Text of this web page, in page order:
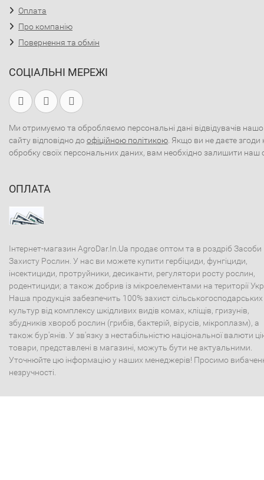
Оплата
Про компанію
Повернення та обмін
СОЦІАЛЬНІ МЕРЕЖІ
Ми отримуємо та обробляємо персональні дані відвідувачів
сайту відповідно до офіційною політикою . Якщо ви не даєте згоди
обробку своїх персональних даних, вам необхідно залишити наш
ОПЛАТА
Інтернет-магазин AgroDar.In.Ua продає оптом та в роздріб Засоби
Захисту Рослин. У нас ви можете купити гербіциди, фунгіциди,
інсектициди, протруйники, десиканти, регулятори росту рослин,
родентициди; а також добрив із мікроелементами на території
Наша продукція забезпечить 100% захист сільськогосподарських
культур від комплексу шкідливих видів комах, кліщів, гризунів,
збудників хвороб рослин (грибів, бактерій, вірусів, мікроплазм), а
також бур'янів. У зв'язку з нестабільністю національної валюти
товари, представлені в магазині, можуть бути не актуальними.
Уточнюйте цю інформацію у наших менеджерів! Просимо
незручності.